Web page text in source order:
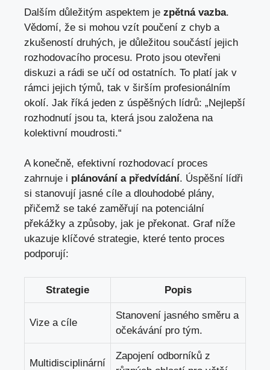
Dalším důležitým aspektem je zpětná vazba.
Vědomí, že si mohou vzít poučení z chyb a
zkušeností druhých, je důležitou součástí jejich
rozhodovacího procesu. Proto jsou otevřeni
diskuzi a rádi se učí od ostatních. To platí jak v
rámci jejich týmů, tak v širším profesionálním
okolí. Jak říká jeden z úspěšných lídrů: „Nejlepší
rozhodnutí jsou ta, která jsou založena na
kolektivní moudrosti.“
A konečně, efektivní rozhodovací proces
zahrnuje i plánování a předvídání. Úspěšní lídři
si stanovují jasné cíle a dlouhodobé plány,
přičemž se také zaměřují na potenciální
překážky a způsoby, jak je překonat. Graf níže
ukazuje klíčové strategie, které tento proces
podporují:
Strategie Popis
Vize a cíle
Stanovení jasného směru a
očekávání pro tým.
Multidisciplinární
Zapojení odborníků z